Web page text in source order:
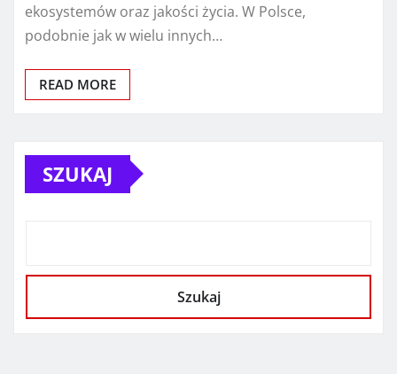
ekosystemów oraz jakości życia. W Polsce,
podobnie jak w wielu innych…
READ MORE
SZUKAJ
Szukaj